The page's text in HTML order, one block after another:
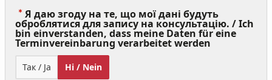
Я даю згоду на те, що мої дані будуть
оброблятися для запису на консультацію. / Ich
bin einverstanden, dass meine Daten für eine
Terminvereinbarung verarbeitet werden
Так / Ja Ні / Nein